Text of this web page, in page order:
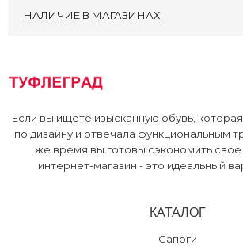
Оставьте первый отзыв!
НАЛИЧИЕ В МАГАЗИНАХ
Если вы ищете изысканную обувь,
по дизайну и отвечала функциональным
же время вы готовы сэкономить
интернет-магазин - это идеальный
КАТАЛОГ
Сапоги